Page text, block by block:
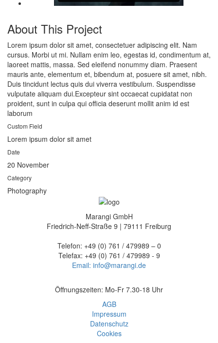
About This Project
Lorem ipsum dolor sit amet, consectetuer adipiscing elit. Nam
cursus. Morbi ut mi. Nullam enim leo, egestas id, condimentum at,
laoreet mattis, massa. Sed eleifend nonummy diam. Praesent
mauris ante, elementum et, bibendum at, posuere sit amet, nibh.
Duis tincidunt lectus quis dui viverra vestibulum. Suspendisse
vulputate aliquam dui.Excepteur sint occaecat cupidatat non
proident, sunt in culpa qui officia deserunt mollit anim id est
laborum
Custom Field
Lorem ipsum dolor sit amet
Date
20 November
Category
Photography
Marangi GmbH
Friedrich-Neff-Straße 9 | 79111 Freiburg
Telefon: +49 (0) 761 / 479989 – 0
Telefax: +49 (0) 761 / 479989 - 9
Email: info@marangi.de
Öffnungszeiten: Mo-Fr 7.30-18 Uhr
AGB
Impressum
Datenschutz
Cookies